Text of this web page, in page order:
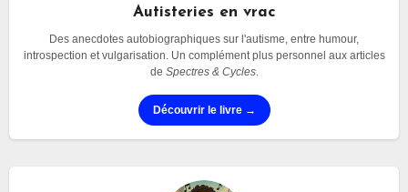
Autisteries en vrac
Des anecdotes autobiographiques sur l'autisme, entre humour,
introspection et vulgarisation. Un complément plus personnel aux articles
de Spectres & Cycles.
Découvrir le livre →